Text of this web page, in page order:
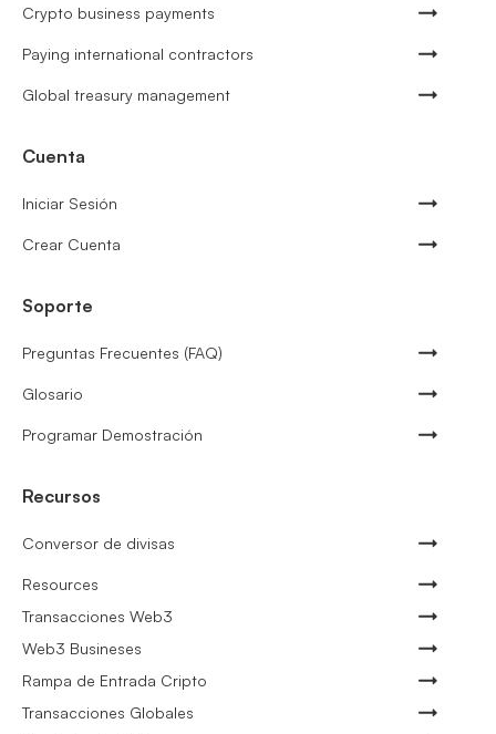
Crypto business payments
Paying international contractors
Global treasury management
Cuenta
Iniciar Sesión
Crear Cuenta
Soporte
Preguntas Frecuentes (FAQ)
Glosario
Programar Demostración
Recursos
Conversor de divisas
Resources
Transacciones Web3
Web3 Busineses
Rampa de Entrada Cripto
Transacciones Globales